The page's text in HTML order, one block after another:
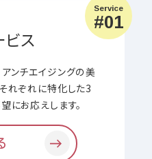
Service
#01
ス
ンチエイジングの美
れぞれに特化した3
にお応えします。